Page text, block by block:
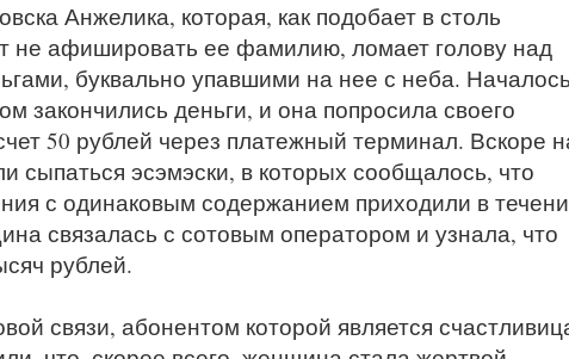
Анжелика, которая, как подобает в столь
не афишировать ее фамилию, ломает голову над
буквально упавшими на нее с неба. Началось
закончились деньги, и она попросила своего
50 рублей через платежный терминал. Вскоре
сыпаться эсэмэски, в которых сообщалось, что
с одинаковым содержанием приходили в
связалась с сотовым оператором и узнала, что
рублей.
связи, абонентом которой является